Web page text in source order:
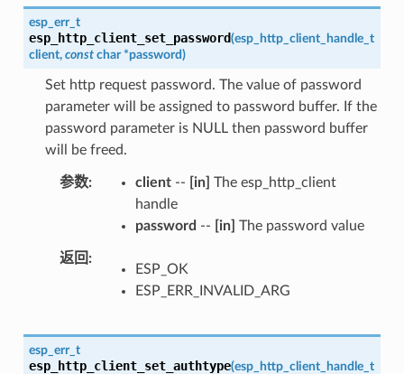
esp_err_t
esp_http_client_set_password(esp_http_client_handle_t
client, const char *password)
Set http request password. The value of password
parameter will be assigned to password buffer. If the
password parameter is NULL then password buffer
will be freed.
参数 client-- [in] The esp_http_client
handle
password -- [in] The password value
返回
ESP_OK
ESP_ERR_INVALID_ARG
esp_err_t
esp_http_client_set_authtype(esp_http_client_handle_t